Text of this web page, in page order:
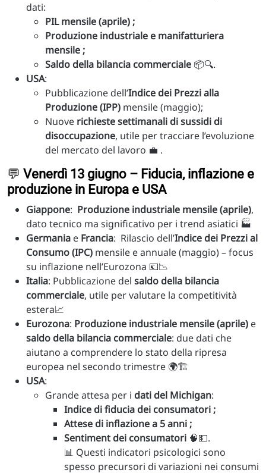
dati:
PIL mensile (aprile) ;
Produzione industriale e manifatturiera
mensile ;
Saldo della bilancia commerciale 📦🔍.
USA:
Pubblicazione dell’Indice dei Prezzi alla
Produzione (IPP) mensile (maggio);
Nuove richieste settimanali di sussidi di
disoccupazione, utile per tracciare l’evoluzione
del mercato del lavoro 💼 .
💬 Venerdì 13 giugno – Fiducia, inflazione e
produzione in Europa e USA
Giappone: Produzione industriale mensile (aprile),
dato tecnico ma significativo per i trend asiatici 🏭
Germania e Francia: Rilascio dell’Indice dei Prezzi al
Consumo (IPC) mensile e annuale (maggio) – focus
su inflazione nell’Eurozona 💶📉
Italia: Pubblicazione del saldo della bilancia
commerciale, utile per valutare la competitività
estera📈
Eurozona: Produzione industriale mensile (aprile) e
saldo della bilancia commerciale: due dati che
aiutano a comprendere lo stato della ripresa
europea nel secondo trimestre 🌍🏗️
USA:
Grande attesa per i dati del Michigan:
Indice di fiducia dei consumatori ;
Attese di inflazione a 5 anni ;
Sentiment dei consumatori 🧠💵.
📊 Questi indicatori psicologici sono
spesso precursori di variazioni nei consumi